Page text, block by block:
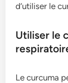
d’utiliser le
Utiliser le
Le curcuma